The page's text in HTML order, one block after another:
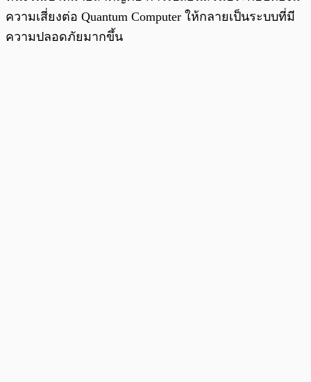
ความเสี่ยงต่อ Quantum Computer ให้กลายเป็นระบบที่มี
ความปลอดภัยมากขึ้น